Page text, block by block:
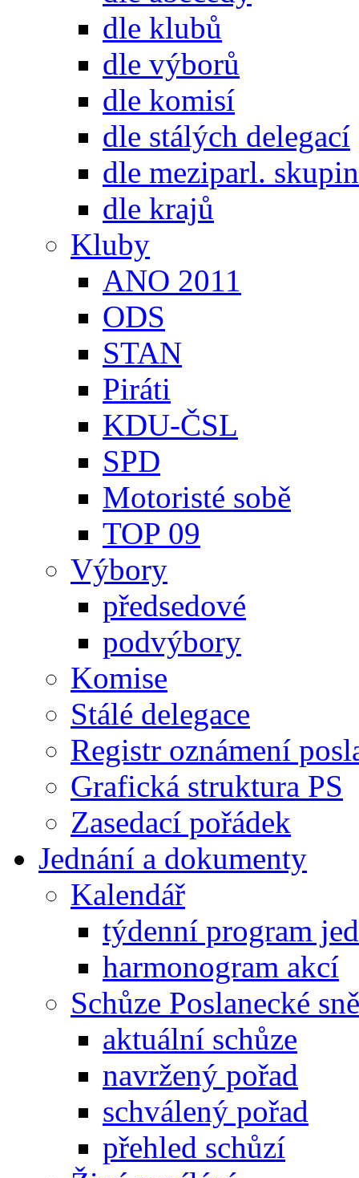
dle klubů
dle výborů
dle komisí
dle stálých delegací
dle meziparl. skupin
dle krajů
Kluby
ANO 2011
ODS
STAN
Piráti
KDU-ČSL
SPD
Motoristé sobě
TOP 09
Výbory
předsedové
podvýbory
Komise
Stálé delegace
Registr oznámení
Grafická struktura PS
Zasedací pořádek
Jednání a dokumenty
Kalendář
týdenní program
harmonogram akcí
Schůze Poslanecké
aktuální schůze
navržený pořad
schválený pořad
přehled schůzí